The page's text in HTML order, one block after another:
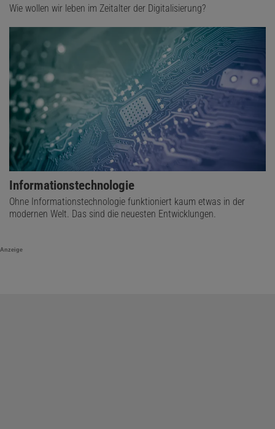
Wie wollen wir leben im Zeitalter der Digitalisierung?
Informationstechnologie
Ohne Informationstechnologie funktioniert kaum etwas in der
modernen Welt. Das sind die neuesten Entwicklungen.
Anzeige